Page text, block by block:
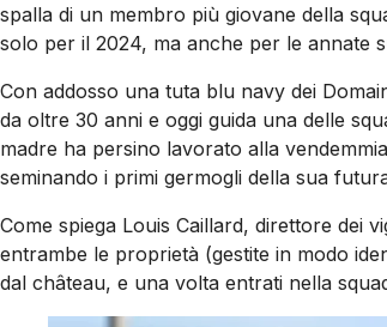
spalla di un membro più giovane della
solo per il 2024, ma anche per le annate
Con addosso una tuta blu navy dei
da oltre 30 anni e oggi guida una delle
madre ha persino lavorato alla
seminando i primi germogli della sua
Come spiega Louis Caillard, direttore dei
entrambe le proprietà (gestite in modo
dal château, e una volta entrati nella